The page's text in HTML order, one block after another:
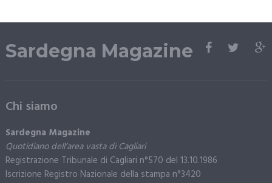
Sardegna Magazine
Chi siamo
Sardegna Magazine
Quotidiano dell’area vasta di Cagliari
Registrazione Tribunale di Cagliari n°570 del 13.10.1986
Iscrizione Registro Nazionale della stampa n°3420